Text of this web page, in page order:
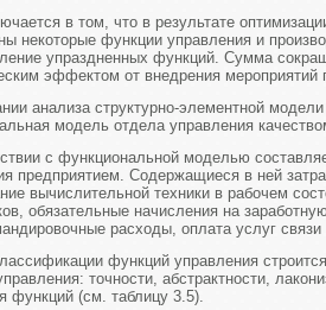
в том, что в результате
некоторые функции управления и
упраздненных функций. Сумма
эффектом от внедрения мероприятий
анализа структурно-элементной
модель отдела управления
с функциональной моделью
предприятием. Содержащиеся в ней
вычислительной техники в рабочем
обязательные начисления на
расходы, оплата услуг связи
функций управления
точности, абстрактности,
функций (см. таблицу 3.5).